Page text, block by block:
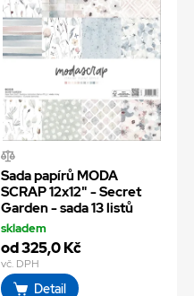
Sada papírů MODA
SCRAP 12x12" - Secret
Garden - sada 13 listů
skladem
od 325,0 Kč
vč. DPH
Detail